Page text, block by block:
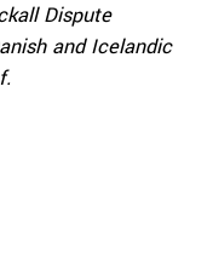
Dispute
and Icelandic